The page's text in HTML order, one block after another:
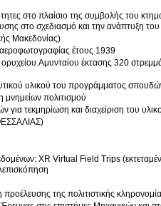
στο πλαίσιο της συμβολής του
στο σχεδιασμό και την ανάπτυξη
Μακεδονίας)
έτους 1939
Αμυνταίου έκτασης 320
υλικού του προγράμματος
πολιτισμού
τεκμηρίωση και διαχείριση του
XR Virtual Field Trips
της πολιτιστικής